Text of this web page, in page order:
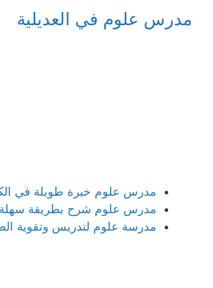
مدرس علوم في العديلية
مدرس علوم خبرة طويلة في
مدرس علوم شرح بطريقة
مدرسة علوم لتدريس وتقوية